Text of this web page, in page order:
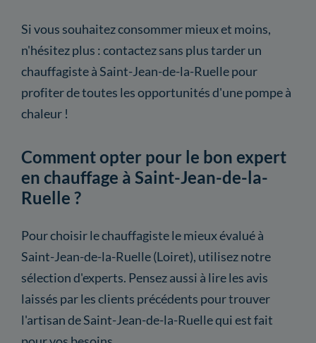
Si vous souhaitez consommer mieux et moins,
n'hésitez plus : contactez sans plus tarder un
chauffagiste à Saint-Jean-de-la-Ruelle pour
profiter de toutes les opportunités d'une pompe à
chaleur !
Comment opter pour le bon expert
en chauffage à Saint-Jean-de-la-
Ruelle ?
Pour choisir le chauffagiste le mieux évalué à
Saint-Jean-de-la-Ruelle (Loiret), utilisez notre
sélection d'experts. Pensez aussi à lire les avis
laissés par les clients précédents pour trouver
l'artisan de Saint-Jean-de-la-Ruelle qui est fait